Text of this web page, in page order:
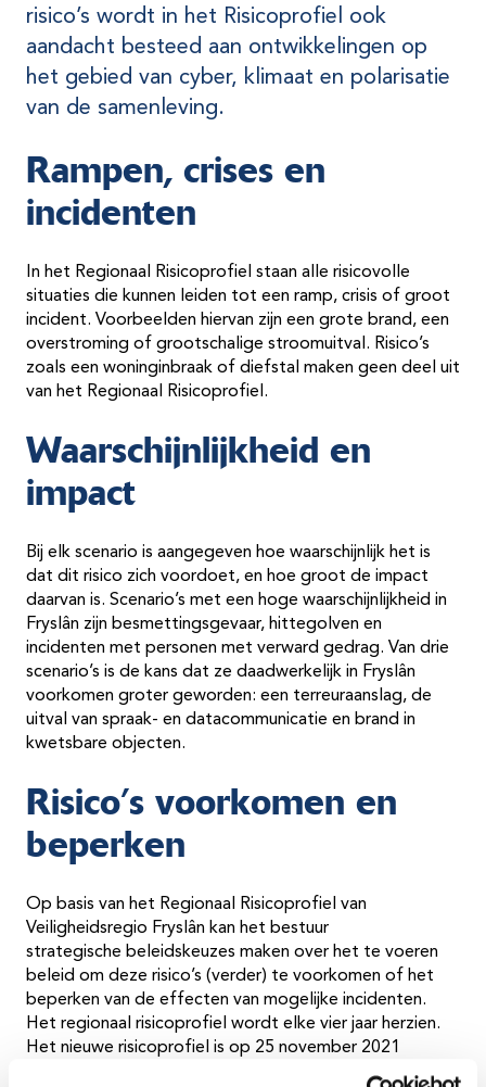
risico’s wordt in het Risicoprofiel ook
aandacht besteed aan ontwikkelingen op
het gebied van cyber, klimaat en polarisatie
van de samenleving.
Rampen, crises en
incidenten
In het Regionaal Risicoprofiel staan alle risicovolle
situaties die kunnen leiden tot een ramp, crisis of groot
incident. Voorbeelden hiervan zijn een grote brand, een
overstroming of grootschalige stroomuitval. Risico’s
zoals een woninginbraak of diefstal maken geen deel uit
van het Regionaal Risicoprofiel.
Waarschijnlijkheid en
impact
Bij elk scenario is aangegeven hoe waarschijnlijk het is
dat dit risico zich voordoet, en hoe groot de impact
daarvan is. Scenario’s met een hoge waarschijnlijkheid in
Fryslân zijn besmettingsgevaar, hittegolven en
incidenten met personen met verward gedrag. Van drie
scenario’s is de kans dat ze daadwerkelijk in Fryslân
voorkomen groter geworden: een terreuraanslag, de
uitval van spraak- en datacommunicatie en brand in
kwetsbare objecten.
Risico’s voorkomen en
beperken
Op basis van het Regionaal Risicoprofiel van
Veiligheidsregio Fryslân kan het bestuur
strategische beleidskeuzes maken over het te voeren
beleid om deze risico’s (verder) te voorkomen of het
beperken van de effecten van mogelijke incidenten.
Het regionaal risicoprofiel wordt elke vier jaar herzien.
Het nieuwe risicoprofiel is op 25 november 2021
voorlopig vastgesteld en wordt in december 2022